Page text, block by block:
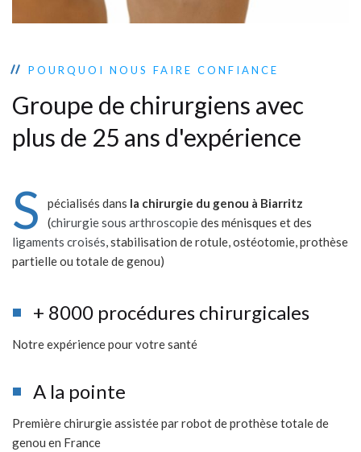
POURQUOI NOUS FAIRE CONFIANCE
Groupe de chirurgiens avec
plus de 25 ans d'expérience
S pécialisés dans la chirurgie du genou à Biarritz
(chirurgie sous arthroscopiedes ménisques et des
ligaments croisés, stabilisation de rotule, ostéotomie, prothèse
partielle ou totale de genou)
+ 8000 procédures chirurgicales
Notre expérience pour votre santé
A la pointe
Première chirurgie assistée par robot de prothèse totale de
genou en France